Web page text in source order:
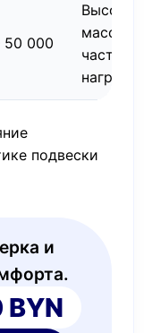
50 000
Высокая
масса,
частые
нагрузки
подвески
и
BYN